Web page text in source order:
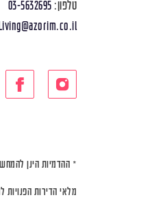
טלפון: 03-5632695
Living@azorim.co.il
* ההדמיות הינן
מלאי הדירות